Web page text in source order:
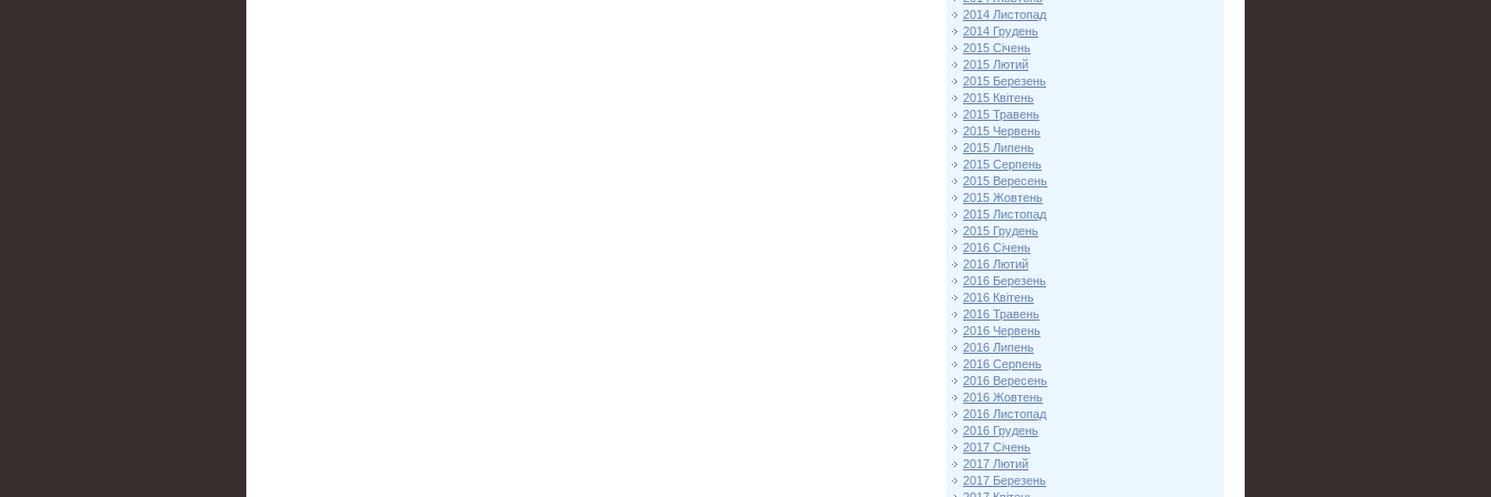
2014 Листопад
2014 Грудень
2015 Січень
2015 Лютий
2015 Березень
2015 Квітень
2015 Травень
2015 Червень
2015 Липень
2015 Серпень
2015 Вересень
2015 Жовтень
2015 Листопад
2015 Грудень
2016 Січень
2016 Лютий
2016 Березень
2016 Квітень
2016 Травень
2016 Червень
2016 Липень
2016 Серпень
2016 Вересень
2016 Жовтень
2016 Листопад
2016 Грудень
2017 Січень
2017 Лютий
2017 Березень